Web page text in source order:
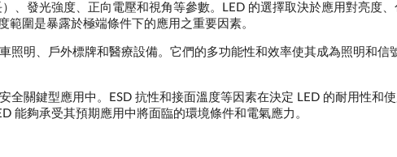
、發光強度、正向電壓和視角等參數。LED 的選擇取決於應用對亮度、
圍是暴露於極端條件下的應用之重要因素。
照明、戶外標牌和醫療設備。它們的多功能性和效率使其成為照明和信
全關鍵型應用中。ESD 抗性和接面溫度等因素在決定 LED 的耐用性和
能夠承受其預期應用中將面臨的環境條件和電氣應力。